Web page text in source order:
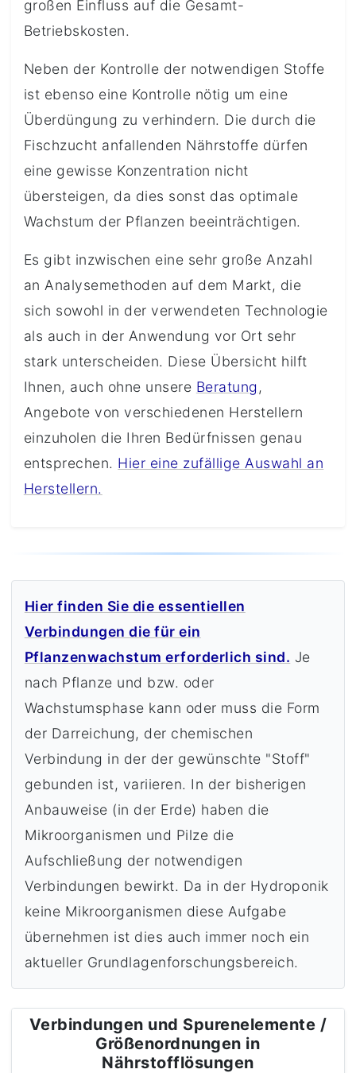
großen Einfluss auf die Gesamt-
Betriebskosten.
Neben der Kontrolle der notwendigen Stoffe
ist ebenso eine Kontrolle nötig um eine
Überdüngung zu verhindern. Die durch die
Fischzucht anfallenden Nährstoffe dürfen
eine gewisse Konzentration nicht
übersteigen, da dies sonst das optimale
Wachstum der Pflanzen beeinträchtigen.
Es gibt inzwischen eine sehr große Anzahl
an Analysemethoden auf dem Markt, die
sich sowohl in der verwendeten Technologie
als auch in der Anwendung vor Ort sehr
stark unterscheiden. Diese Übersicht hilft
Ihnen, auch ohne unsere Beratung ,
Angebote von verschiedenen Herstellern
einzuholen die Ihren Bedürfnissen genau
entsprechen. Hier eine zufällige Auswahl an
Herstellern.
Hier finden Sie die essentiellen
Verbindungen die für ein
Pflanzenwachstum erforderlich sind. Je
nach Pflanze und bzw. oder
Wachstumsphase kann oder muss die Form
der Darreichung, der chemischen
Verbindung in der der gewünschte "Stoff"
gebunden ist, variieren. In der bisherigen
Anbauweise (in der Erde) haben die
Mikroorganismen und Pilze die
Aufschließung der notwendigen
Verbindungen bewirkt. Da in der Hydroponik
keine Mikroorganismen diese Aufgabe
übernehmen ist dies auch immer noch ein
aktueller Grundlagenforschungsbereich.
Verbindungen und Spurenelemente /
Größenordnungen in
Nährstofflösungen